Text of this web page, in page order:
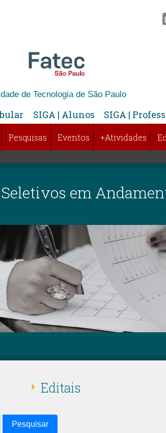
de Tecnologia de São Paulo
SIGA | Alunos SIGA |
Pesquisas Eventos +Atividades
em
Editais
Pesquisar